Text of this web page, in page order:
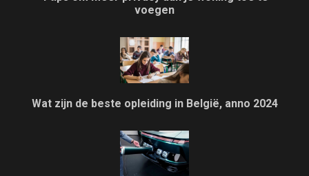
voegen
Wat zijn de beste opleiding in België, anno 2024